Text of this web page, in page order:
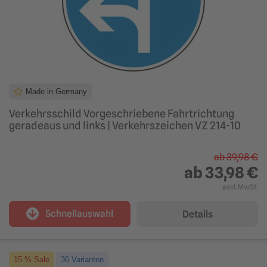
Made in Germany
Verkehrsschild Vorgeschriebene Fahrtrichtung
geradeaus und links | Verkehrszeichen VZ 214-10
ab39,98 €
ab33,98 €
exkl. MwSt.
Schnellauswahl Details
15 % Sale 36 Varianten